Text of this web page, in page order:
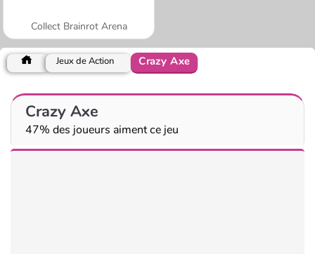
Collect Brainrot Arena
Jeux de Action Crazy Axe
Crazy Axe
47% des joueurs aiment ce jeu